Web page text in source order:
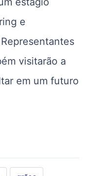
e
visitarão a
em um futuro